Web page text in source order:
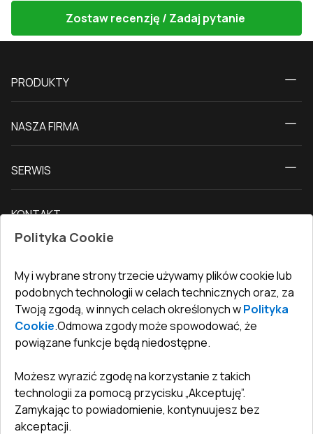
Zostaw recenzję / Zadaj pytanie
PRODUKTY
Okna
Drzwi balkonowe
NASZA FIRMA
Kontakt z nami
Dla firm, współpraca
SERWIS
Warunki zwrotu towarów
Gwarancja
KONTAKT
Biuro:ul. Święty Marcin 29/8, 61-806 Poznań
undefined(undefined)
info@toptechnik.com.pl
Polityka prywatności
REGULAMIN
Polityka Cookie
My i wybrane strony trzecie używamy plików cookie lub
podobnych technologii w celach technicznych oraz, za
Twoją zgodą, w innych celach określonych wPolityka
Cookie.Odmowa zgody może spowodować, że
powiązane funkcje będą niedostępne.
Możesz wyrazić zgodę na korzystanie z takich
technologii za pomocą przycisku „Akceptuję”.
Zamykając to powiadomienie, kontynuujesz bez
akceptacji.